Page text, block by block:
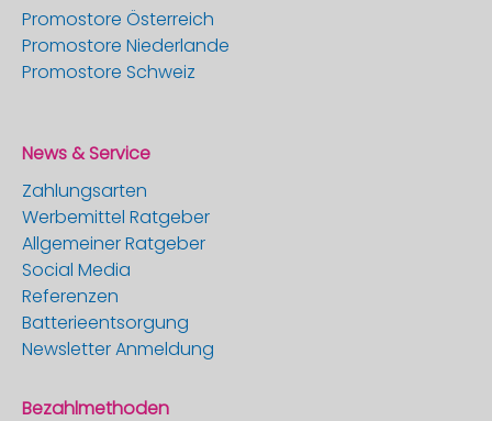
Promostore Österreich
Promostore Niederlande
Promostore Schweiz
News & Service
Zahlungsarten
Werbemittel Ratgeber
Allgemeiner Ratgeber
Social Media
Referenzen
Batterieentsorgung
Newsletter Anmeldung
Bezahlmethoden